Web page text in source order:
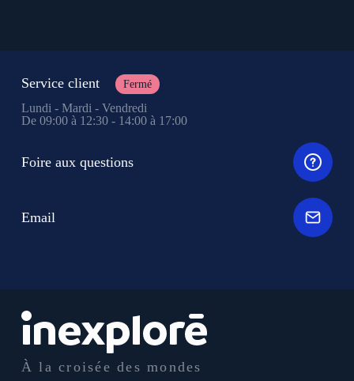
À la croisée des mondes
Service client Fermé
Lundi - Mardi - Vendredi
De 09:00 à 12:30 - 14:00 à 17:00
Foire aux questions
Email